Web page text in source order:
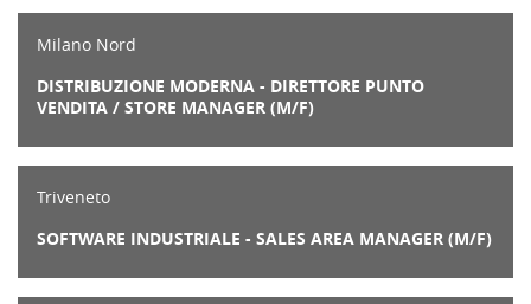
Milano Nord
DISTRIBUZIONE MODERNA - DIRETTORE PUNTO
VENDITA / STORE MANAGER (M/F)
Triveneto
SOFTWARE INDUSTRIALE - SALES AREA MANAGER (M/F)